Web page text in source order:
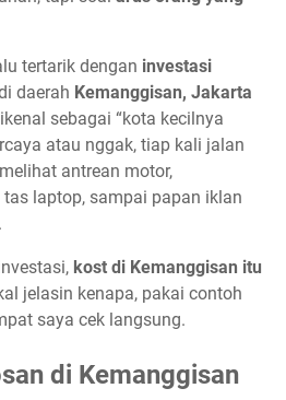
tertarik dengan investasi
daerah Kemanggisan, Jakarta
sebagai “kota kecilnya
atau nggak, tiap kali jalan
antrean motor,
laptop, sampai papan iklan
kost di Kemanggisan itu
jelasin kenapa, pakai contoh
saya cek langsung.
di Kemanggisan